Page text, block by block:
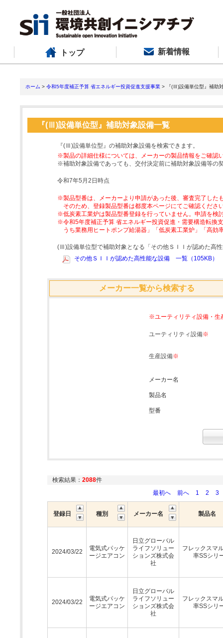
トップ 新着情報
ホーム > 令和5年度補正予算 省エネルギー投資促進支援事業 > 『(Ⅲ)設備単位型』補助
『(Ⅲ)設備単位型』補助対象設備一覧
『(Ⅲ)設備単位型』の補助対象設備を検索できます。
※製品の詳細仕様については、メーカーの製品情報をご確認
※補助対象設備であっても、交付決定前に補助対象設備等の
令和7年5月2日時点
※製品型番は、メーカーより申請があった後、審査完了した
そのため、登録製品型番は都度本ページにてご確認くださ
※低炭素工業炉は製品型番登録を行っていません。申請を検
※令和5年度補正予算 省エネルギー投資促進・需要構造転換
うち業務用ヒートポンプ給湯器」「低炭素工業炉」「高
(Ⅲ)設備単位型で補助対象となる「その他ＳＩＩが認めた高
その他ＳＩＩが認めた高性能な設備 一覧（105KB）
メーカー一覧から検索する
※ユーティリティ設備・生
ユーティリティ設備※
生産設備※
メーカー名
製品名
型番
検索結果： 2088件
最初へ
前へ 1 2 3
登録日 種別 メーカー名 製品名
2024/03/22
電気式パッケ
ージエアコン
日立グローバル
ライフソリュー
ションズ株式会
社
フレックスマ
率SSシリ
2024/03/22
電気式パッケ
ージエアコン
日立グローバル
ライフソリュー
ションズ株式会
社
フレックスマ
率SSシリ